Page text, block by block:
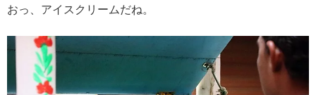
おっ、アイスクリームだね。